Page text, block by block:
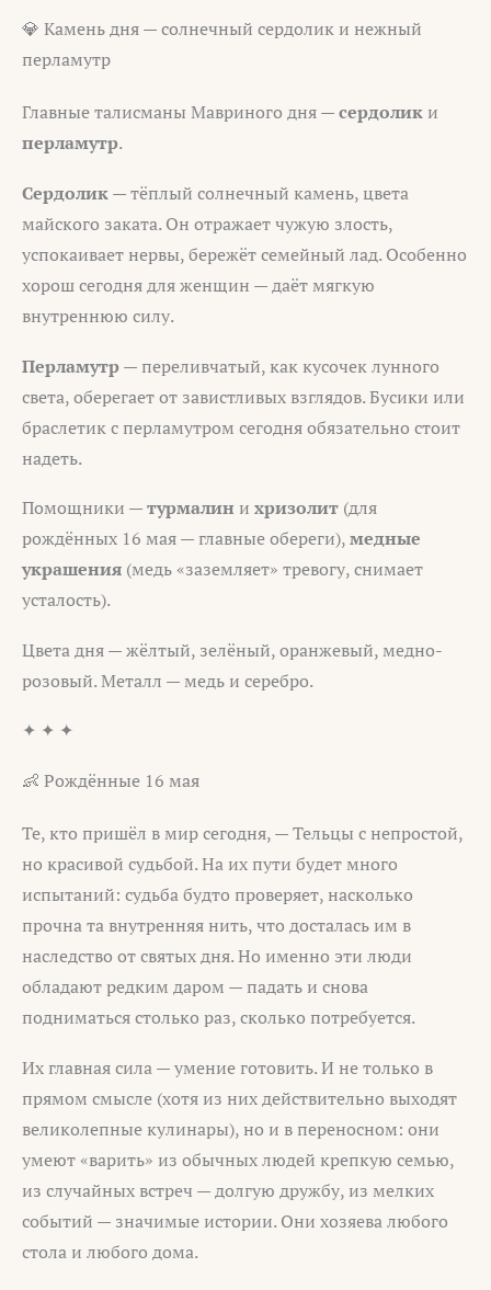
💎 Камень дня — солнечный сердолик и нежный
перламутр
Главные талисманы Мавриного дня —сердолик и
перламутр.
Сердолик— тёплый солнечный камень, цвета
майского заката. Он отражает чужую злость,
успокаивает нервы, бережёт семейный лад. Особенно
хорош сегодня для женщин — даёт мягкую
внутреннюю силу.
Перламутр— переливчатый, как кусочек лунного
света, оберегает от завистливых взглядов. Бусики или
браслетик с перламутром сегодня обязательно стоит
надеть.
Помощники —турмалин и хризолит (для
рождённых 16 мая — главные обереги),медные
украшения (медь «заземляет» тревогу, снимает
усталость).
Цвета дня — жёлтый, зелёный, оранжевый, медно-
розовый. Металл — медь и серебро.
✦ ✦ ✦
👶 Рождённые 16 мая
Те, кто пришёл в мир сегодня, — Тельцы с непростой,
но красивой судьбой. На их пути будет много
испытаний: судьба будто проверяет, насколько
прочна та внутренняя нить, что досталась им в
наследство от святых дня. Но именно эти люди
обладают редким даром — падать и снова
подниматься столько раз, сколько потребуется.
Их главная сила — умение готовить. И не только в
прямом смысле (хотя из них действительно выходят
великолепные кулинары), но и в переносном: они
умеют «варить» из обычных людей крепкую семью,
из случайных встреч — долгую дружбу, из мелких
событий — значимые истории. Они хозяева любого
стола и любого дома.